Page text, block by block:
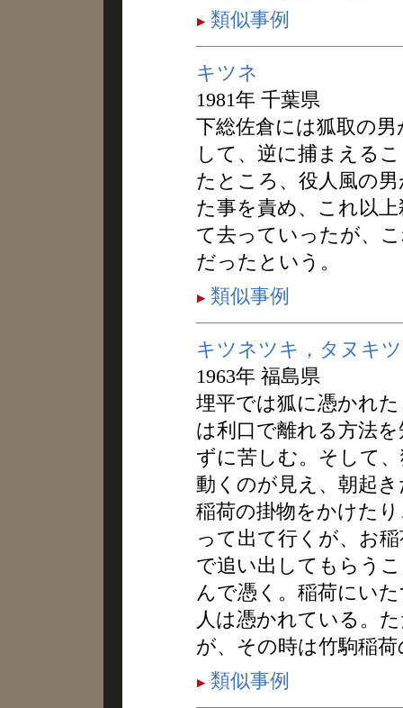
類似事例
キツネ
1981年 千葉県
下総佐倉には狐取の
して、逆に捕まえる
たところ、役人風の
た事を責め、これ以
て去っていったが、
だったという。
類似事例
キツネツキ，タヌキ
1963年 福島県
埋平では狐に憑かれ
は利口で離れる方法
ずに苦しむ。そして
動くのが見え、朝起
稲荷の掛物をかけた
って出て行くが、お
で追い出してもらう
んで憑く。稲荷にい
人は憑かれている。
が、その時は竹駒稲
類似事例